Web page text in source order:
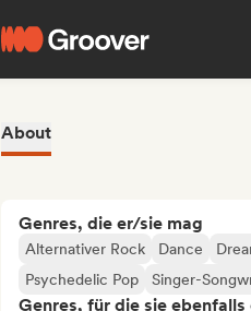
About
Genres, die er/sie mag
Alternativer Rock Dance
Psychedelic Pop
Singer-
Genres, für die sie ebenfalls